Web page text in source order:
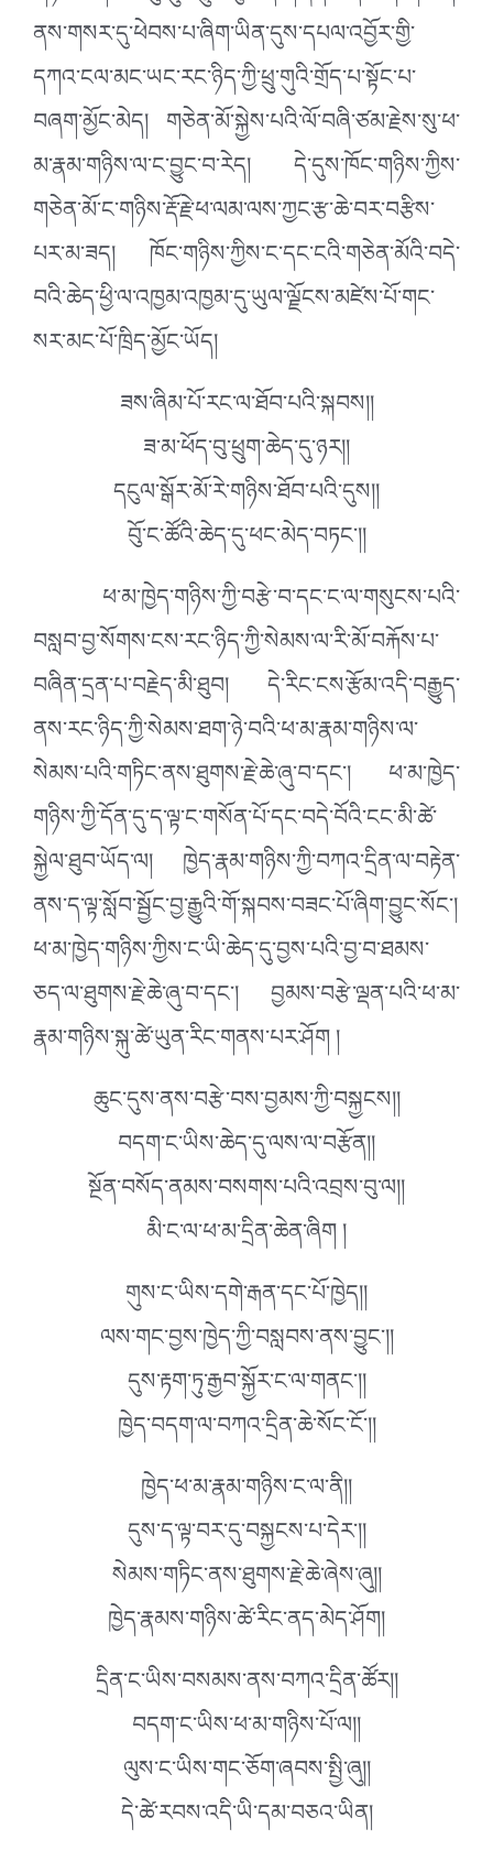
ནས་གསར་དུ་ཕེབས་པ་ཞིག་ཡིན་དུས་དཔལ་འབྱོར་གྱི་
དཀའ་ངལ་མང་ཡང་རང་ཉིད་ཀྱི་ཕྲུ་གུའི་གྲོད་པ་སྟོང་པ་
བཞག་མྱོང་མེད། གཅེན་མོ་སྐྱེས་པའི་ལོ་བཞི་ཙམ་རྗེས་སུ་ཕ་
མ་རྣམ་གཉིས་ལ་ང་བྱུང་བ་རེད། དེ་དུས་ཁོང་གཉིས་ཀྱིས་
གཅེན་མོ་ང་གཉིས་རྡོ་རྗེ་ཕ་ལམ་ལས་ཀྱང་རྩ་ཆེ་བར་བརྩིས་
པར་མ་ཟད། ཁོང་གཉིས་ཀྱིས་ང་དང་ངའི་གཅེན་མོའི་བདེ་
བའི་ཆེད་ཕྱི་ལ་འཁྱམ་འཁྱམ་དུ་ཡུལ་ལྗོངས་མཛེས་པོ་གང་
སར་མང་པོ་ཁྲིད་མྱོང་ཡོད།
ཟས་ཞིམ་པོ་རང་ལ་ཐོབ་པའི་སྐབས།།
ཟ་མ་ཕོད་བུ་ཕྲུག་ཆེད་དུ་ཉར།།
དངུལ་སྒོར་མོ་རེ་གཉིས་ཐོབ་པའི་དུས།།
བོུ་ང་ཚོའི་ཆེད་དུ་ཕང་མེད་བཏང་།།
ཕ་མ་ཁྱེད་གཉིས་ཀྱི་བརྩེ་བ་དང་ང་ལ་གསུངས་པའི་
བསླབ་བྱ་སོགས་ངས་རང་ཉིད་ཀྱི་སེམས་ལ་རི་མོ་བརྐོས་པ་
བཞིན་དྲན་པ་བརྗེད་མི་ཐུབ། དེ་རིང་ངས་རྩོམ་འདི་བརྒྱུད་
ནས་རང་ཉིད་ཀྱི་སེམས་ཐག་ཉེ་བའི་ཕ་མ་རྣམ་གཉིས་ལ་
སེམས་པའི་གཏིང་ནས་ཐུགས་རྗེ་ཆེ་ཞུ་བ་དང་། ཕ་མ་ཁྱེད་
གཉིས་ཀྱི་དོན་དུ་ད་ལྟ་ང་གསོན་པོ་དང་བདེ་བོའི་ངང་མི་ཚེ་
སྐྱེལ་ཐུབ་ཡོད་ལ། ཁྱེད་རྣམ་གཉིས་ཀྱི་བཀའ་དྲིན་ལ་བརྟེན་
ནས་ད་ལྟ་སློབ་སྦྱོང་བྱ་རྒྱུའི་གོ་སྐབས་བཟང་པོ་ཞིག་བྱུང་སོང་།
ཕ་མ་ཁྱེད་གཉིས་ཀྱིས་ང་ཡི་ཆེད་དུ་བྱས་པའི་བྱ་བ་ཐམས་
ཅད་ལ་ཐུགས་རྗེ་ཆེ་ཞུ་བ་དང་། བྱམས་བརྩེ་ལྡན་པའི་ཕ་མ་
རྣམ་གཉིས་སྐུ་ཚེ་ཡུན་རིང་གནས་པར་ཤོག །
ཆུང་དུས་ནས་བརྩེ་བས་བྱམས་ཀྱི་བསྐྱངས།།
བདག་ང་ཡིས་ཆེད་དུ་ལས་ལ་བརྩོན།།
སྔོན་བསོད་ནམས་བསགས་པའི་འབྲས་བུ་ལ།།
མི་ང་ལ་ཕ་མ་དྲིན་ཆེན་ཞིག །
གུས་ང་ཡིས་དགེ་རྒན་དང་པོ་ཁྱེད།།
ལས་གང་བྱས་ཁྱེད་ཀྱི་བསླབས་ནས་བྱུང་།།
དུས་རྟག་ཏུ་རྒྱབ་སྐྱོར་ང་ལ་གནང་།།
ཁྱེད་བདག་ལ་བཀའ་དྲིན་ཆེ་སོང་ངོ་།།
ཁྱེད་ཕ་མ་རྣམ་གཉིས་ང་ལ་ནི།།
དུས་ད་ལྟ་བར་དུ་བསྐྱངས་པ་དེར་།།
སེམས་གཏིང་ནས་ཐུགས་རྗེ་ཆེ་ཞེས་ཞུ།།
ཁྱེད་རྣམས་གཉིས་ཚེ་རིང་ནད་མེད་ཤོག།
དྲིན་ང་ཡིས་བསམས་ནས་བཀའ་དྲིན་ཚོར།།
བདག་ང་ཡིས་ཕ་མ་གཉིས་པོ་ལ།།
ལུས་ང་ཡིས་གང་ཅོག་ཞབས་སྤྱི་ཞུ།།
དེ་ཚེ་རབས་འདི་ཡི་དམ་བཅའ་ཡིན།